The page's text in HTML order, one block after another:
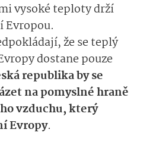
vysoké teploty drží
Evropou.
že se teplý
dostane pouze
republika by se
na pomyslné hraně
vzduchu, který
Evropy.